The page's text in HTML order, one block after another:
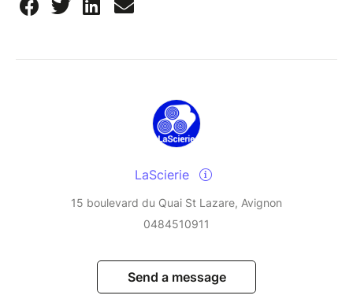
LaScierie
15 boulevard du Quai St Lazare, Avignon
0484510911
Send a message